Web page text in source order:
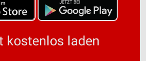
kostenlos laden